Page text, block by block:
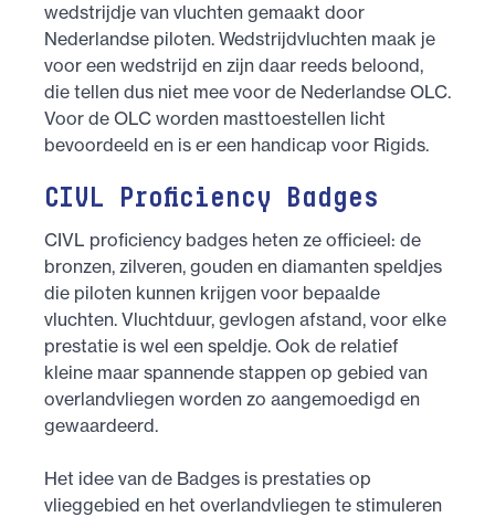
wedstrijdje van vluchten gemaakt door
Nederlandse piloten. Wedstrijdvluchten maak je
voor een wedstrijd en zijn daar reeds beloond,
die tellen dus niet mee voor de Nederlandse OLC.
Voor de OLC worden masttoestellen licht
bevoordeeld en is er een handicap voor Rigids.
CIVL Proficiency Badges
CIVL proficiency badges heten ze officieel: de
bronzen, zilveren, gouden en diamanten speldjes
die piloten kunnen krijgen voor bepaalde
vluchten. Vluchtduur, gevlogen afstand, voor elke
prestatie is wel een speldje. Ook de relatief
kleine maar spannende stappen op gebied van
overlandvliegen worden zo aangemoedigd en
gewaardeerd.
Het idee van de Badges is prestaties op
vlieggebied en het overlandvliegen te stimuleren